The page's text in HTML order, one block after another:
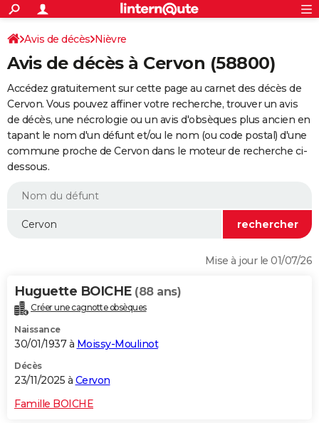
ACTUALITÉS
Politique
Société
Faits Divers
Education
Monde
Villes
+
SPORT
Coupe du monde 2026
Football
Tennis
Cyclisme
Rugby
Forum
Programme TV
TNT
Streaming
Cinéma
Sorties cinéma
Musique
+
FINANCE
Retraite
Epargne
Immobilier
Risques naturels par ville
Assurance
AUTO
Essais
Réserver un essai
Citadines
Berlines
SUV
Forum auto
+
HIGH-TECH
BRICOLAGE
WEEK-END
Alimentation
Guide de la santé
Maladies
Médicaments
Sommeil
VOYAGE
Destinations
City break
Voyage nature
Voyage de noces
Forum
Climat
+PHOTO
GUIDES D'ACHAT
Avis de décès Nièvre
Avis de décès à Cervon (58800)
Accédez gratuitement sur cette page au carnet des décès de
Cervon. Vous pouvez affiner votre recherche, trouver un avis
de décès, une nécrologie ou un avis d'obsèques plus ancien en
tapant le nom d'un défunt et/ou le nom (ou code postal) d'une
commune proche de Cervon dans le moteur de recherche ci-
dessous.
Mise à jour le 01/07/26
Huguette BOICHE (88 ans)
Créer une cagnotte obsèques
Naissance
30/01/1937 à Moissy-Moulinot
Décès
23/11/2025 à Cervon
Famille BOICHE